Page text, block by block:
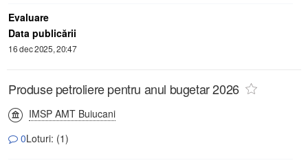
Evaluare
Data publicării
16 dec 2025, 20:47
Produse petroliere pentru anul bugetar 2026
IMSP AMT Buiucani
0Loturi: (1)